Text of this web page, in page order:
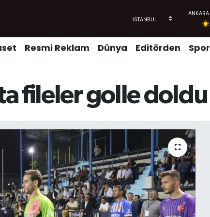
Resmi Reklam Dünya Editörden Spor
fileler golle doldu